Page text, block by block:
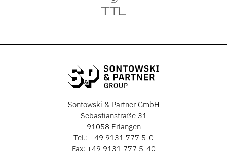
Sontowski & Partner GmbH
Sebastianstraße 31
91058 Erlangen
Tel.: +49 9131 777 5-0
Fax: +49 9131 777 5-40